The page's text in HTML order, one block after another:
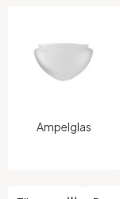
Ampelglas